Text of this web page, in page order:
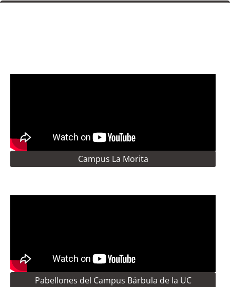
Campus La Morita
Pabellones del Campus Bárbula de la UC